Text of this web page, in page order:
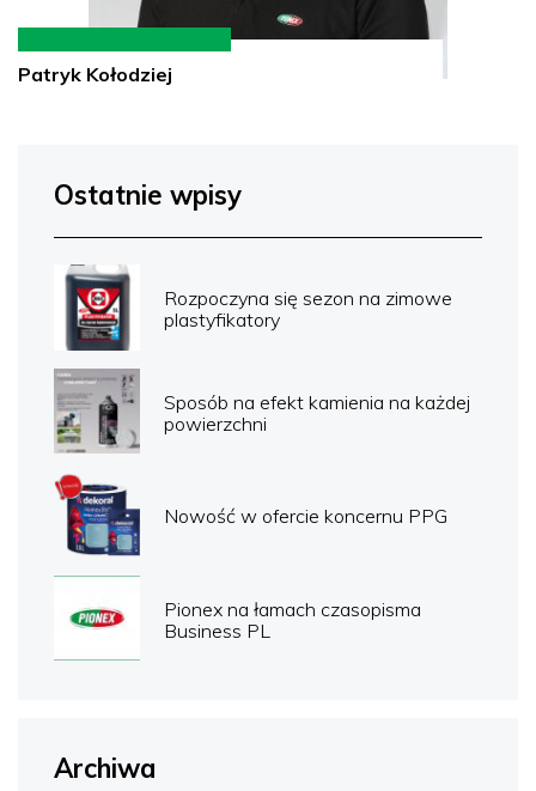
Patryk Kołodziej
Ostatnie wpisy
Rozpoczyna się sezon na zimowe
plastyfikatory
Sposób na efekt kamienia na każdej
powierzchni
Nowość w ofercie koncernu PPG
Pionex na łamach czasopisma
Business PL
Archiwa